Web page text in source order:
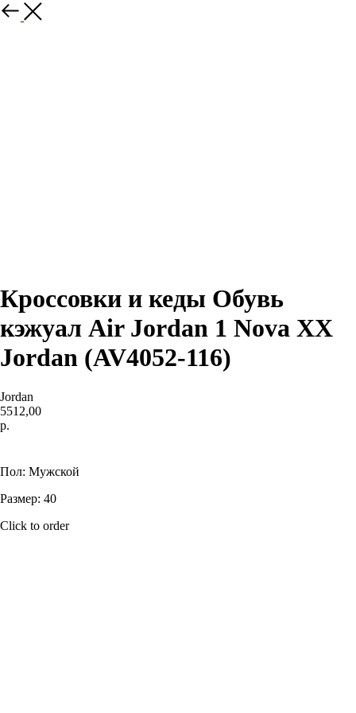
Назад
Кроссовки и кеды Обувь
кэжуал Air Jordan 1 Nova XX
Jordan (AV4052-116)
Jordan
5512,00
р.
Пол: Мужской
Размер: 40
Click to order